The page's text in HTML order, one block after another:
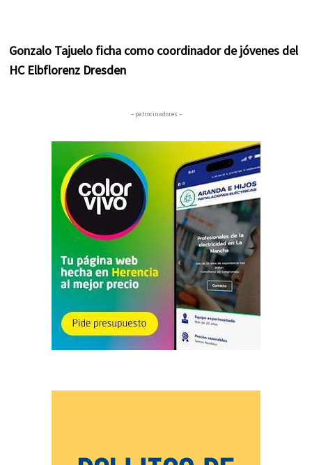
Gonzalo Tajuelo ficha como coordinador de jóvenes del
HC Elbflorenz Dresden
– patrocinadores –